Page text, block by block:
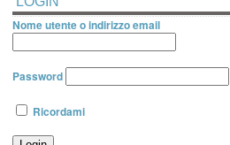
Nome utente o indirizzo email
Password
Ricordami